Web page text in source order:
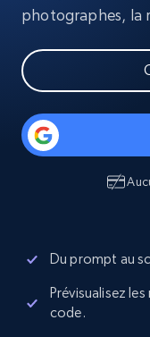
photographes, la
Du prompt au
Prévisualisez
code.